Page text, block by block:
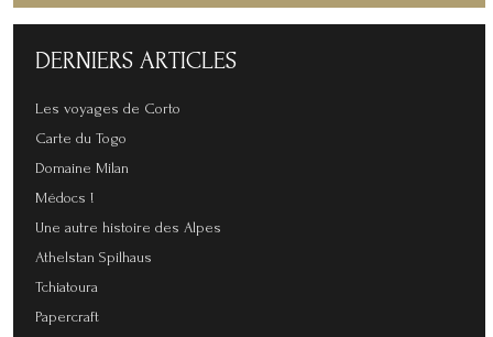
DERNIERS ARTICLES
Les voyages de Corto
Carte du Togo
Domaine Milan
Médocs !
Une autre histoire des Alpes
Athelstan Spilhaus
Tchiatoura
Papercraft